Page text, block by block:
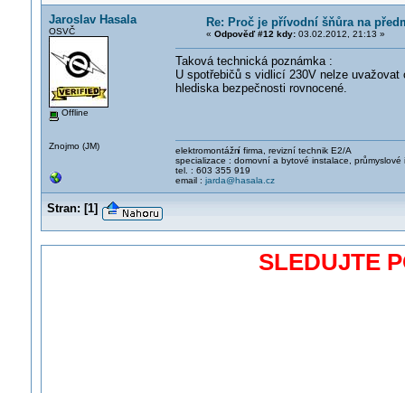
Jaroslav Hasala
OSVČ
Offline
Znojmo (JM)
Re: Proč je přívodní šňůra na
« Odpověď #12 kdy:03.02.2012, 21:13 »
Taková technická poznámka :
U spotřebičů s vidlicí 230V nelze
hlediska bezpečnosti rovnocené.
elektromontážní firma, revizní technik E2/A
specializace : domovní a bytové instalace, průmyslové
tel. : 603 355 919
email : jarda@hasala.cz
Stran: [1]
SLEDUJTE